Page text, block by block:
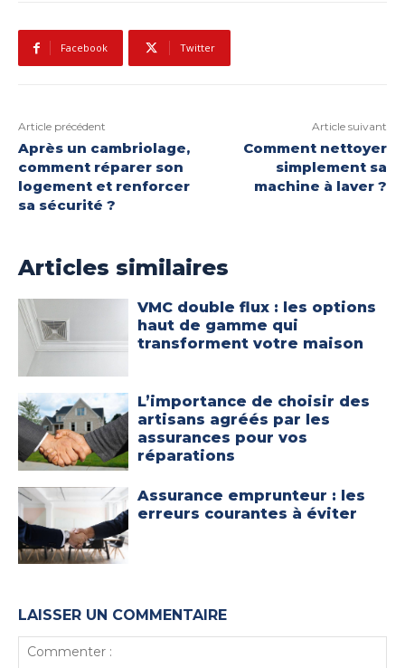
Facebook Twitter
Article précédent
Après un cambriolage,
comment réparer son
logement et renforcer
sa sécurité ?
Article suivant
Comment nettoyer
simplement sa
machine à laver ?
Articles similaires
VMC double flux : les options
haut de gamme qui
transforment votre maison
L’importance de choisir des
artisans agréés par les
assurances pour vos
réparations
Assurance emprunteur : les
erreurs courantes à éviter
LAISSER UN COMMENTAIRE